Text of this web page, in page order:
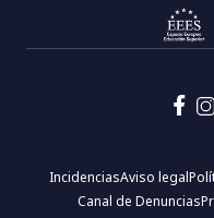
página:
IncidenciasAviso legal
Canal de Denuncias